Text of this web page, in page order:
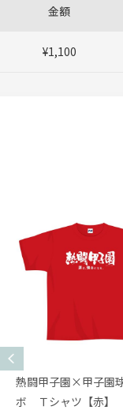
金額
¥1,100
熱闘甲子園×甲子園
ボ Ｔシャツ【赤】